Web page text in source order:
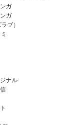
ガ
ガ
ブ）
ナル